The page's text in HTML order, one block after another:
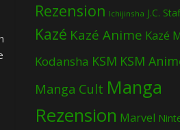
Rezension Ichijinsha J.C.
Kazé Kazé Anime Kazé
Kodansha KSM KSM
Manga Cult Manga
Rezension Marvel